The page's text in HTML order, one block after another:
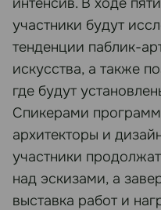
участники будут
тенденции паблик-
искусства, а также
где будут
Спикерами
архитекторы и
участники
над эскизами, а
выставка работ и